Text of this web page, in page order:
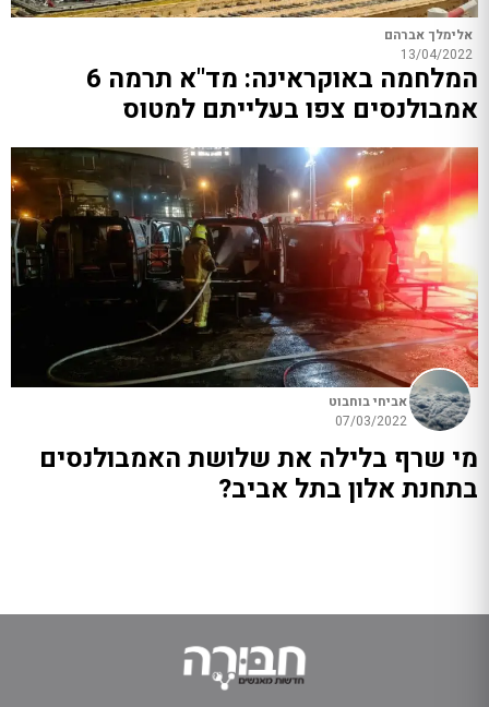
אלימלך אברהם
13/04/2022
המלחמה באוקראינה: מד"א תרמה 6
אמבולנסים צפו בעלייתם למטוס
אביחי בוחבוט
07/03/2022
מי שרף בלילה את שלושת האמבולנסים
בתחנת אלון בתל אביב?